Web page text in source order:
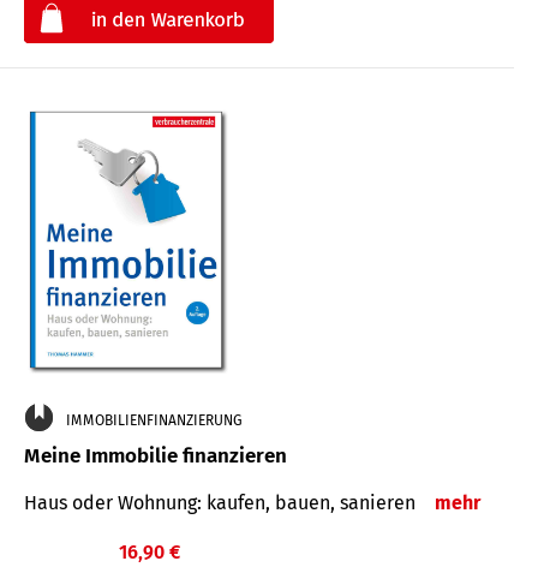
IMMOBILIENFINANZIERUNG
Meine Immobilie finanzieren
Haus oder Wohnung: kaufen, bauen, sanieren mehr
16,90 €